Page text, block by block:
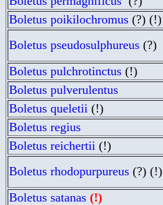
Boletus poikilochromus (?) (!)
Boletus pseudosulphureus (?)
Boletus pulchrotinctus (!)
Boletus pulverulentus
Boletus queletii (!)
Boletus regius
Boletus reichertii (!)
Boletus rhodopurpureus (?) (!)
Boletus satanas (!)